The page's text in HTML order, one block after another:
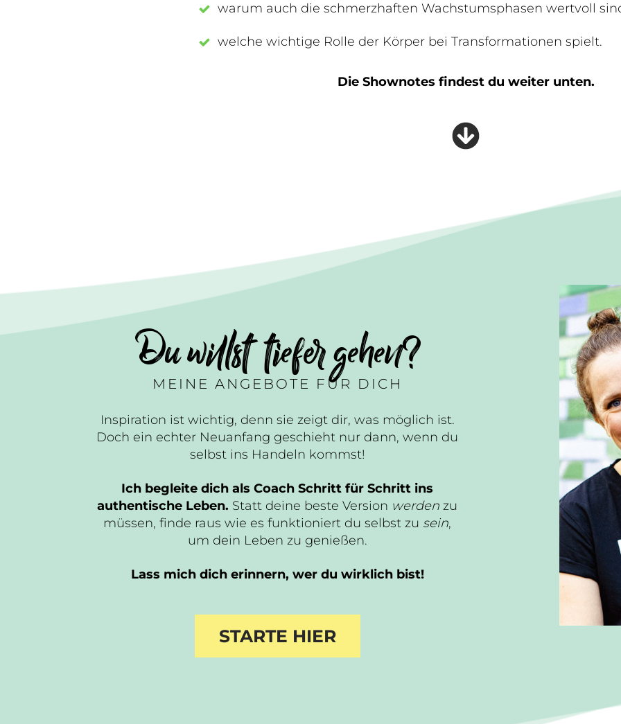
warum auch die schmerzhaften Wachstumsphasen wertvoll
welche wichtige Rolle der Körper bei Transformationen spielt.
Die Shownotes findest du weiter unten.
Du willst tiefer gehen?
MEINE ANGEBOTE FÜR DICH
Inspiration ist wichtig, denn sie zeigt dir, was möglich ist.
Doch ein echter Neuanfang geschieht nur dann, wenn du
selbst ins Handeln kommst!
Ich begleite dich als Coach Schritt für Schritt ins
authentische Leben. Statt deine beste Version werdenzu
müssen, finde raus wie es funktioniert du selbst zu sein,
um dein Leben zu genießen.
Lass mich dich erinnern, wer du wirklich bist!
STARTE HIER